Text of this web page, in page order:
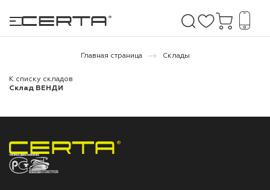
и дачи
бетону,
Главная страница Склады
К списку складов
Склад ВЕНДИ
НПП «СПЕКТР» ЗАВОД ЛАКОКРАСОЧНЫХ МАТЕРИАЛОВ